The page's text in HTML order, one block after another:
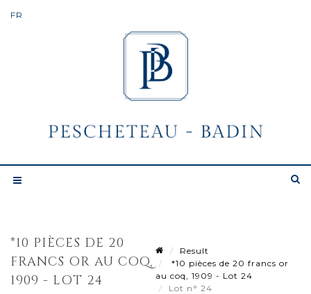
*10 PIÈCES DE 20
FRANCS OR AU COQ,
1909 - LOT 24
Result
*10 pièces de 20 francs or
au coq, 1909 - Lot 24
Lot n° 24